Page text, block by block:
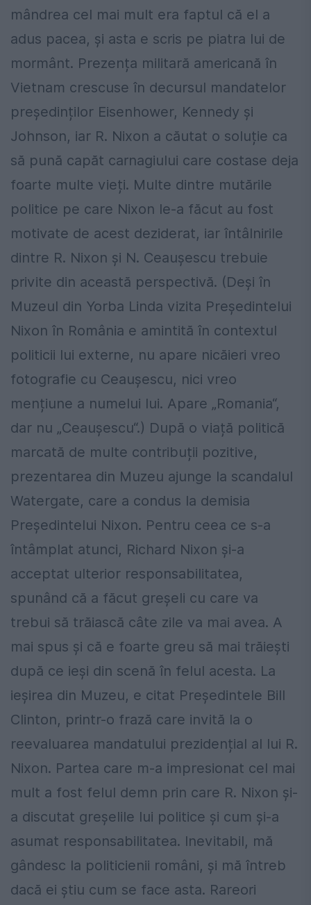
mândrea cel mai mult era faptul că el a
adus pacea, și asta e scris pe piatra lui de
mormânt. Prezența militară americană în
Vietnam crescuse în decursul mandatelor
președinților Eisenhower, Kennedy și
Johnson, iar R. Nixon a căutat o soluție ca
să pună capăt carnagiului care costase deja
foarte multe vieți. Multe dintre mutările
politice pe care Nixon le-a făcut au fost
motivate de acest deziderat, iar întâlnirile
dintre R. Nixon și N. Ceaușescu trebuie
privite din această perspectivă. (Deși în
Muzeul din Yorba Linda vizita Președintelui
Nixon în România e amintită în contextul
politicii lui externe, nu apare nicăieri vreo
fotografie cu Ceaușescu, nici vreo
mențiune a numelui lui. Apare „Romania“,
dar nu „Ceaușescu“.) După o viață politică
marcată de multe contribuții pozitive,
prezentarea din Muzeu ajunge la scandalul
Watergate, care a condus la demisia
Președintelui Nixon. Pentru ceea ce s-a
întâmplat atunci, Richard Nixon și-a
acceptat ulterior responsabilitatea,
spunând că a făcut greșeli cu care va
trebui să trăiască câte zile va mai avea. A
mai spus și că e foarte greu să mai trăiești
după ce ieși din scenă în felul acesta. La
ieșirea din Muzeu, e citat Președintele Bill
Clinton, printr-o frază care invită la o
reevaluarea mandatului prezidențial al lui R.
Nixon. Partea care m-a impresionat cel mai
mult a fost felul demn prin care R. Nixon și-
a discutat greșelile lui politice și cum și-a
asumat responsabilitatea. Inevitabil, mă
gândesc la politicienii români, și mă întreb
dacă ei știu cum se face asta. Rareori